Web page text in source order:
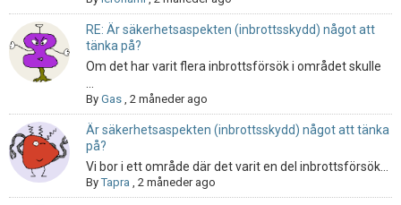
RE: Är säkerhetsaspekten (inbrottsskydd) något att
tänka på?
Om det har varit flera inbrottsförsök i området skulle
By Gas, 2 måneder ago
Är säkerhetsaspekten (inbrottsskydd) något att tänka
på?
Vi bor i ett område där det varit en del inbrottsförsök...
ByTapra , 2 måneder ago